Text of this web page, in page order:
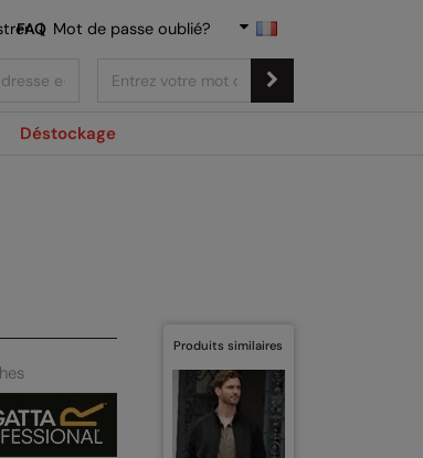
Déstockage
FAQ
| Mot de passe oublié?
Produits similaires